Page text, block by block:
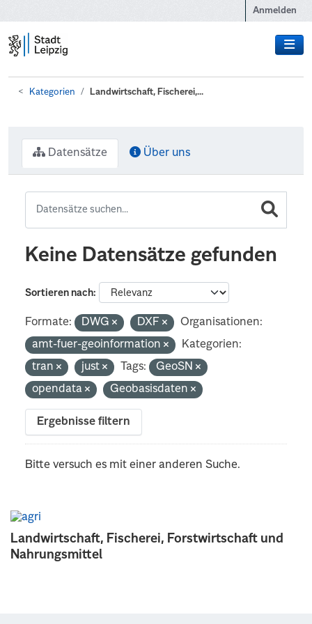
Anmelden
Kategorien Landwirtschaft, Fischerei,...
Landwirtschaft, Fischerei, Forstwirtschaft und
Nahrungsmittel
Datensätze Über uns
Keine Datensätze gefunden
Sortieren nach
Formate: DWG DXF
Organisationen:
amt-fuer-geoinformation
Kategorien:
tran
just Tags:
GeoSN
opendata
Geobasisdaten
Ergebnisse filtern
Bitte versuch es mit einer anderen Suche.